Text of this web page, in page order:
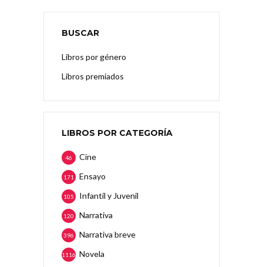
BUSCAR
Libros por género
Libros premiados
LIBROS POR CATEGORÍA
Cine
46
Ensayo
171
Infantil y Juvenil
105
Narrativa
120
Narrativa breve
396
Novela
1116